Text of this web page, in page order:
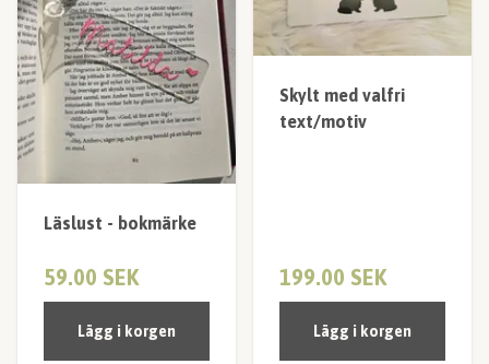
Läslust - bokmärke
59.00 SEK
Lägg i korgen
Skylt med valfri
text/motiv
199.00 SEK
Lägg i korgen